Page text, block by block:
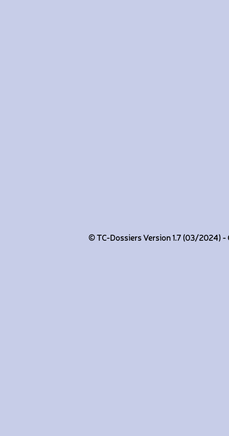
© TC-Dossiers Version 1.7 (03/2024) -